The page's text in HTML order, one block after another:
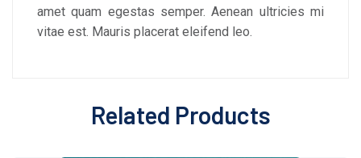
amet quam egestas semper. Aenean ultricies mi
vitae est. Mauris placerat eleifend leo.
Related Products